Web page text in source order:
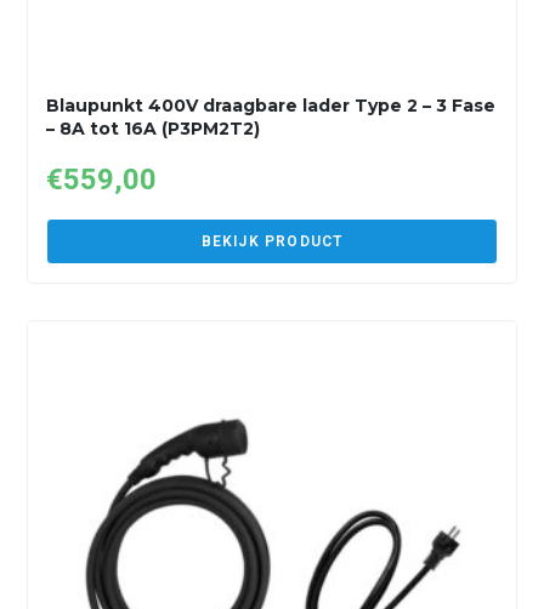
Blaupunkt 400V draagbare lader Type 2 – 3 Fase
– 8A tot 16A (P3PM2T2)
€559,00
BEKIJK PRODUCT